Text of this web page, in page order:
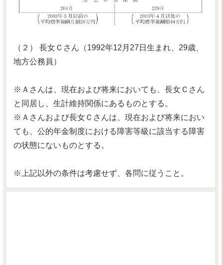
（２） 長女Ｃさん（1992年12月27日生まれ、29歳、
地方公務員）
※Ａさんは、現在および将来においても、長女Ｃさん
と同居し、生計維持関係にあるものとする。
※Ａさんおよび長女Ｃさんは、現在および将来におい
ても、公的年金制度における障害等級に該当する障害
の状態にないものとする。
※上記以外の条件は考慮せず、各問に従うこと。